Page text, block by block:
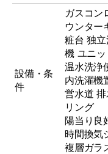
設備・条
件
ガスコン
ウンター
粧台 独立
機 ユニ
温水洗浄
内洗濯機
営水道 排
リング
陽当り良
時間換気
複層ガラ